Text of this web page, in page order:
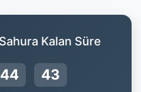
Kalan Süre
44 42